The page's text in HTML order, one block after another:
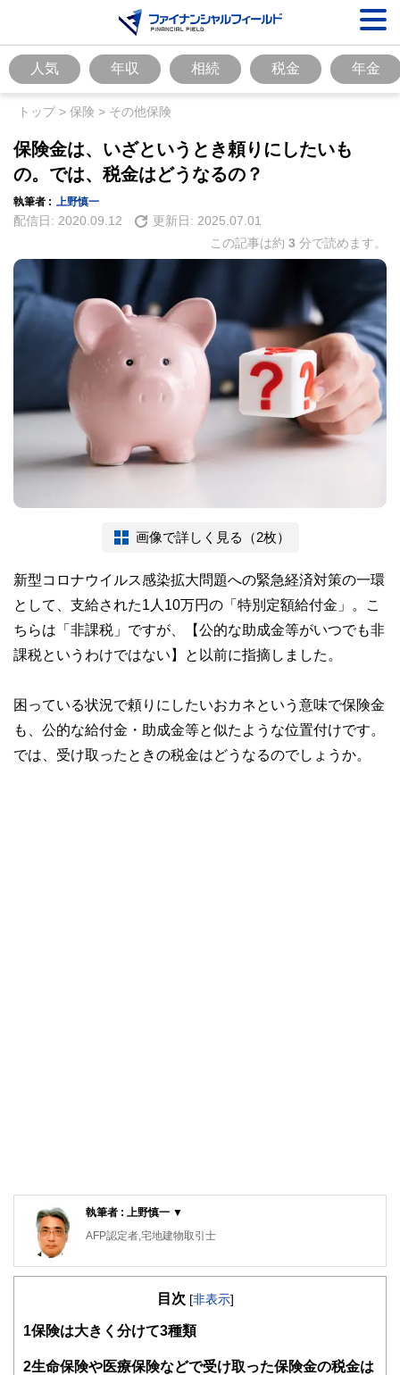
人気 年収 相続 税金 年金
トップ> 保険 > その他保険
保険金は、いざというとき頼りにしたいも
の。では、税金はどうなるの？
執筆者 : 上野慎一
配信日: 2020.09.12 更新日: 2025.07.01
この記事は約 3 分で読めます。
画像で詳しく見る（2枚）
新型コロナウイルス感染拡大問題への緊急経済対策の一環
として、支給された1人10万円の「特別定額給付金」。こ
ちらは「非課税」ですが、【公的な助成金等がいつでも非
課税というわけではない】と以前に指摘しました。
困っている状況で頼りにしたいおカネという意味で保険金
も、公的な給付金・助成金等と似たような位置付けです。
では、受け取ったときの税金はどうなるのでしょうか。
執筆者 : 上野慎一 ▼
AFP認定者,宅地建物取引士
不動産コンサルティングマスター,再開発プランナー
不動産会社に勤務。2015年早期退職。自身の経験をベース
どのテーマに取り組んでいます。「人生は片道きっぷの旅の
屋巡りの旅が楽しみです。
目次 [非表示]
1保険は大きく分けて3種類
2生命保険や医療保険などで受け取った保険金の税金は